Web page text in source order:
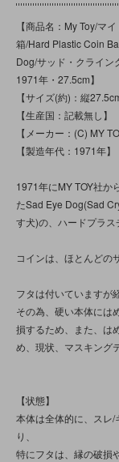
【商品名：My Toy/マ
箱/Hard Plastic Coin
Dog/サッド・クライン
1971年・27.5cm】
【サイズ(約)：縦
【生産国：記載無し】
【メーカー：(C) MY
【製造年代：1971年】
1971年にMY TOY社か
たSad Eye Dog(Sad
す犬)の、ハードプラス
コインは、ほとんどの
フタは付いていますが
その為、硬い本体には
損するため、また、は
め、現状、マスキング
【状態】
本体は全体的に、スレ
り、
特にフタは、縁の破損